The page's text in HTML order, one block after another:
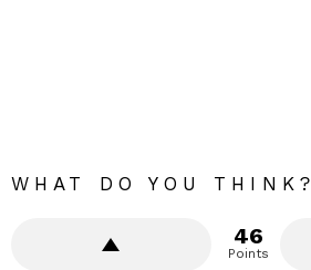
WHAT DO YOU THINK?
46
Points